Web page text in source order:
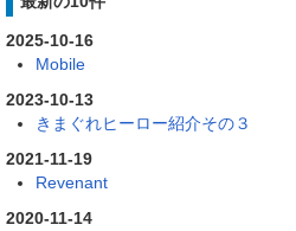
2025-10-16
Mobile
2023-10-13
きまぐれヒーロー紹介その３
2021-11-19
Revenant
2020-11-14